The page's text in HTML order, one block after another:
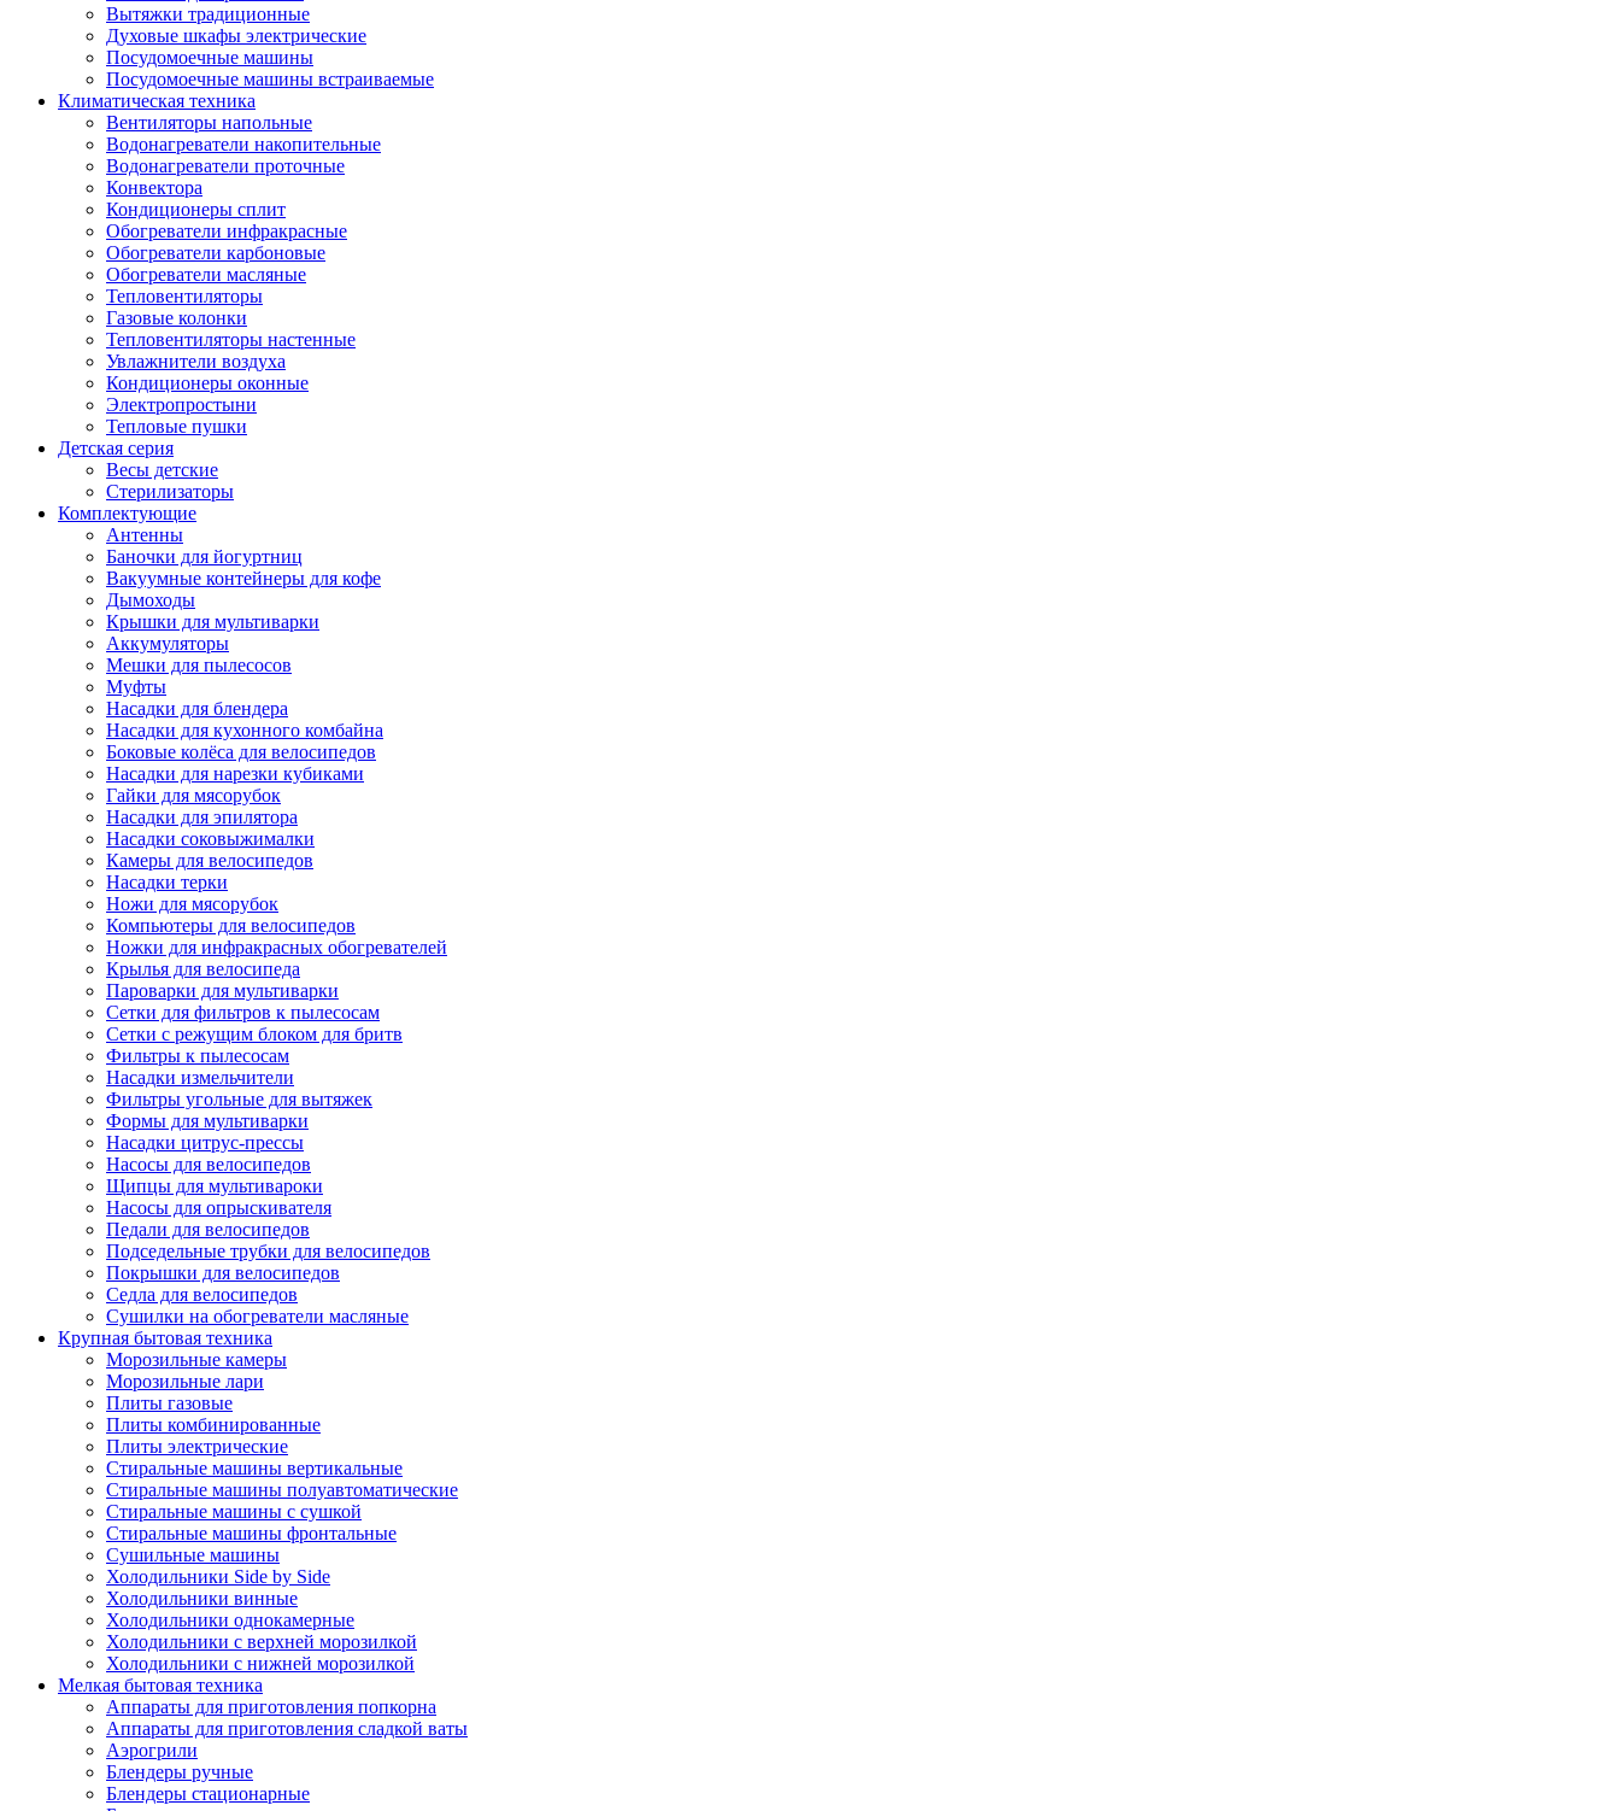
Вытяжки традиционные
Духовые шкафы электрические
Посудомоечные машины
Посудомоечные машины встраиваемые
Климатическая техника
Вентиляторы напольные
Водонагреватели накопительные
Водонагреватели проточные
Конвектора
Кондиционеры сплит
Обогреватели инфракрасные
Обогреватели карбоновые
Обогреватели масляные
Тепловентиляторы
Газовые колонки
Тепловентиляторы настенные
Увлажнители воздуха
Кондиционеры оконные
Электропростыни
Тепловые пушки
Детская серия
Весы детские
Стерилизаторы
Комплектующие
Антенны
Баночки для йогуртниц
Вакуумные контейнеры для кофе
Дымоходы
Крышки для мультиварки
Аккумуляторы
Мешки для пылесосов
Муфты
Насадки для блендера
Насадки для кухонного комбайна
Боковые колёса для велосипедов
Насадки для нарезки кубиками
Гайки для мясорубок
Насадки для эпилятора
Насадки соковыжималки
Камеры для велосипедов
Насадки терки
Ножи для мясорубок
Компьютеры для велосипедов
Ножки для инфракрасных обогревателей
Крылья для велосипеда
Пароварки для мультиварки
Сетки для фильтров к пылесосам
Сетки с режущим блоком для бритв
Фильтры к пылесосам
Насадки измельчители
Фильтры угольные для вытяжек
Формы для мультиварки
Насадки цитрус-прессы
Насосы для велосипедов
Щипцы для мультивароки
Насосы для опрыскивателя
Педали для велосипедов
Подседельные трубки для велосипедов
Покрышки для велосипедов
Седла для велосипедов
Сушилки на обогреватели масляные
Крупная бытовая техника
Морозильные камеры
Морозильные лари
Плиты газовые
Плиты комбинированные
Плиты электрические
Стиральные машины вертикальные
Стиральные машины полуавтоматические
Стиральные машины с сушкой
Стиральные машины фронтальные
Сушильные машины
Холодильники Side by Side
Холодильники винные
Холодильники однокамерные
Холодильники с верхней морозилкой
Холодильники с нижней морозилкой
Мелкая бытовая техника
Аппараты для приготовления попкорна
Аппараты для приготовления сладкой ваты
Аэрогрили
Блендеры ручные
Блендеры стационарные